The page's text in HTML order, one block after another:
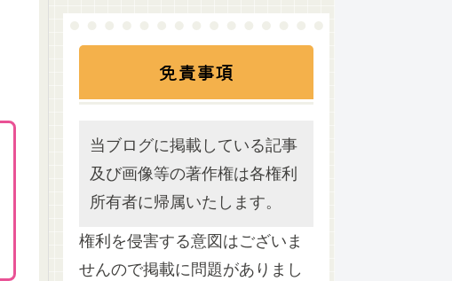
免責事項
当ブログに掲載している記事
及び画像等の著作権は各権利
所有者に帰属いたします。
権利を侵害する意図はございま
せんので掲載に問題がありまし